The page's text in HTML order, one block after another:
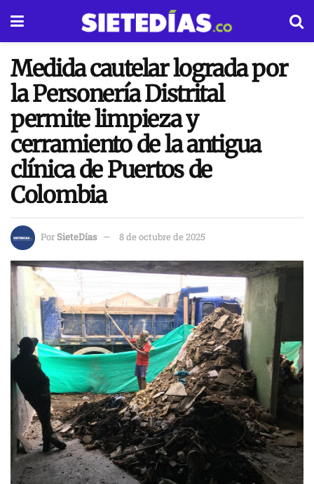
Medida cautelar lograda por
la Personería Distrital
permite limpieza y
cerramiento de la antigua
clínica de Puertos de
Colombia
PorSieteDías 8 de octubre de 2025